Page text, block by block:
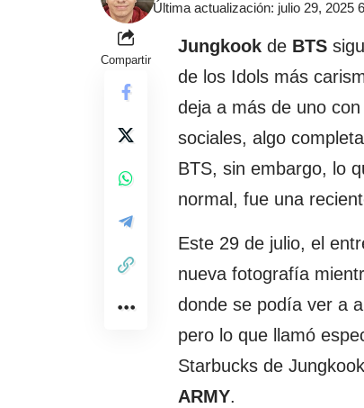
Última actualización: julio 29, 2025
Compartir
Jungkook de BTS
de los Idols más
deja a más de uno
sociales, algo
BTS, sin embargo, lo
normal, fue una
Este 29 de julio, el
nueva fotografía
donde se podía ver a
pero lo que llamó
Starbucks de
ARMY.